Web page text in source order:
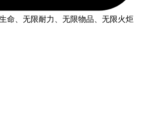
命、无限耐力、无限物品、无限火炬